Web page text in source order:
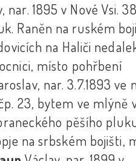
nar. 1895 v Nové Vsi.
Raněn na ruském
na Haliči
místo pohřbení
nar. 3.7.1893 ve
23, bytem ve mlýně
pěšího
na srbském bojišti,